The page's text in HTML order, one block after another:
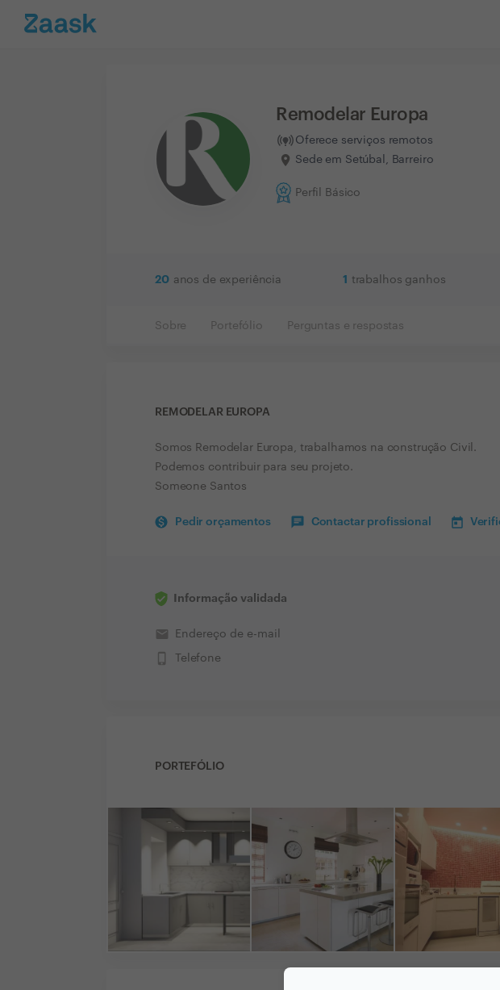
Remodelar Europa
Oferece serviços remotos
Sede em Setúbal, Barreiro
Perfil Básico
20 anos de experiência 1 trabalhos ganhos
Sobre Portefólio Perguntas e respostas
REMODELAR EUROPA
Somos Remodelar Europa, trabalhamos na construção Civil.
Podemos contribuir para seu projeto.
Someone Santos
Pedir orçamentos Contactar profissional
Informação validada
email Endereço de e-mail
phone_iphone Telefone
PORTEFÓLIO